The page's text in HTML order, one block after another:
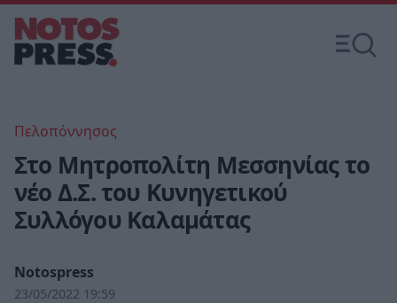
Πελοπόννησος
Στο Μητροπολίτη Μεσσηνίας το
νέο Δ.Σ. του Κυνηγετικού
Συλλόγου Καλαμάτας
Notospress
23/05/2022 19:59